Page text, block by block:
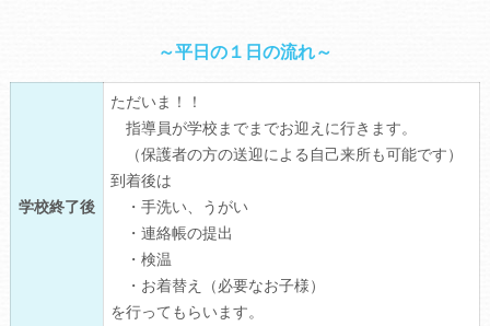
～平日の１日の流れ～
学校終了後
ただいま！！
指導員が学校までまでお迎えに行きます。
（保護者の方の送迎による自己来所も可能です）
到着後は
・手洗い、うがい
・連絡帳の提出
・検温
・お着替え（必要なお子様）
を行ってもらいます。